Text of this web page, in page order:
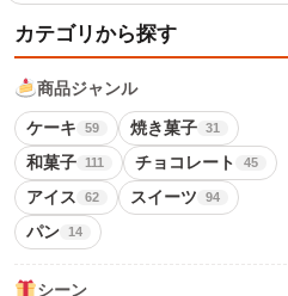
カテゴリから探す
商品ジャンル
ケーキ 59 焼き菓子 31
和菓子 111 チョコレート 45
アイス 62 スイーツ 94
パン 14
シーン